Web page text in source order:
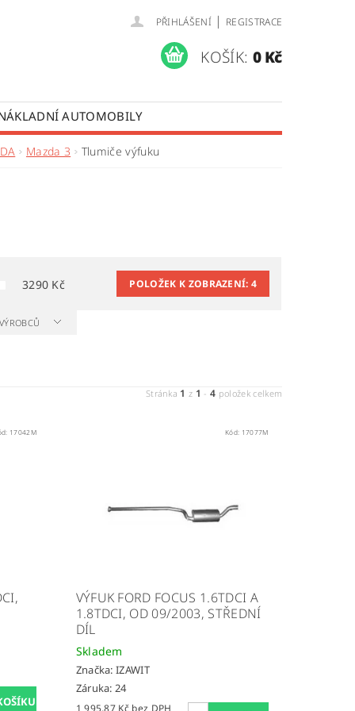
PŘIHLÁŠENÍ | REGISTRACE
KOŠÍK: 0 Kč
AUTOMOBILY
OPRAVY LISTOVÝCH PER
Mazda 3 Tlumiče výfuku
3290 Kč POLOŽEK K ZOBRAZENÍ:4
Stránka 1 z 1 -4 položek celkem
17042M Kód: 17077M
VÝFUK FORD FOCUS 1.6TDCI A
1.8TDCI, OD 09/2003, STŘEDNÍ
DÍL
Skladem
Značka:IZAWIT
Záruka: 24
1 995,87 Kč bez DPH